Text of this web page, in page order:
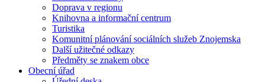
Doprava v regionu
Knihovna a informační centrum
Turistika
Komunitní plánování sociálních služeb Znojemska
Další užitečné odkazy
Předměty se znakem obce
Obecní úřad